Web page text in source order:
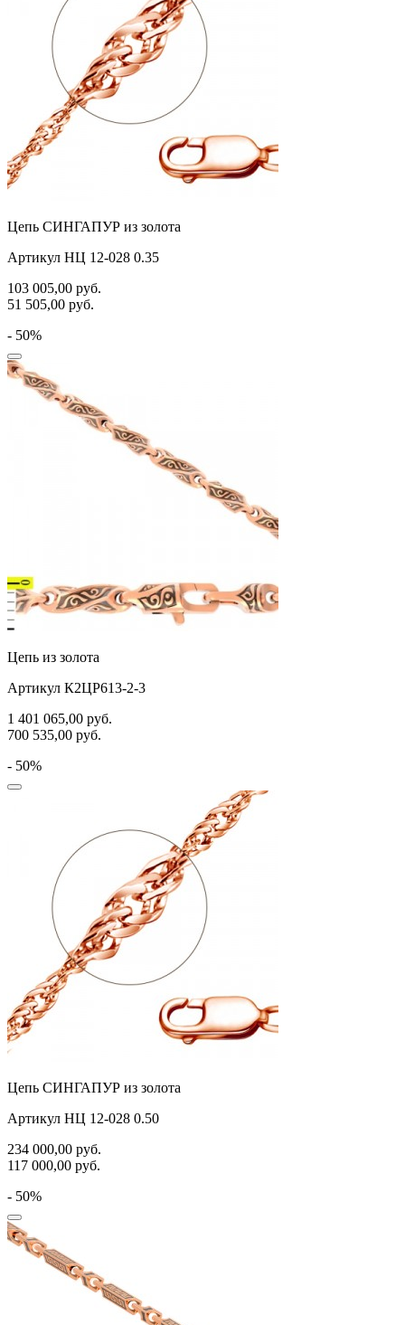
Цепь СИНГАПУР из золота
Артикул НЦ 12-028 0.35
103 005,00 руб.
51 505,00 руб.
- 50%
Цепь из золота
Артикул К2ЦР613-2-3
1 401 065,00 руб.
700 535,00 руб.
- 50%
Цепь СИНГАПУР из золота
Артикул НЦ 12-028 0.50
234 000,00 руб.
117 000,00 руб.
- 50%